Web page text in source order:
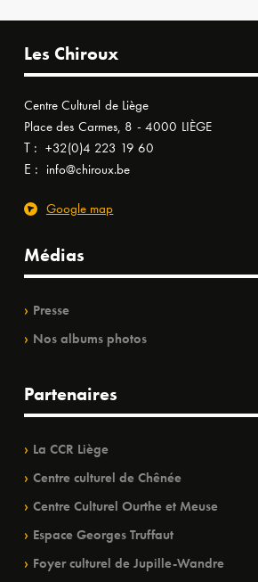
Les Chiroux
Centre Culturel de Liège
Place des Carmes, 8 - 4000 LIÈGE
T : +32(0)4 223 19 60
E : info@chiroux.be
Google map
Médias
Presse
Nos albums photos
Partenaires
La CCR Liège
Centre culturel de Chênée
Centre Culturel Ourthe et Meuse
Espace Georges Truffaut
Foyer culturel de Jupille-Wandre